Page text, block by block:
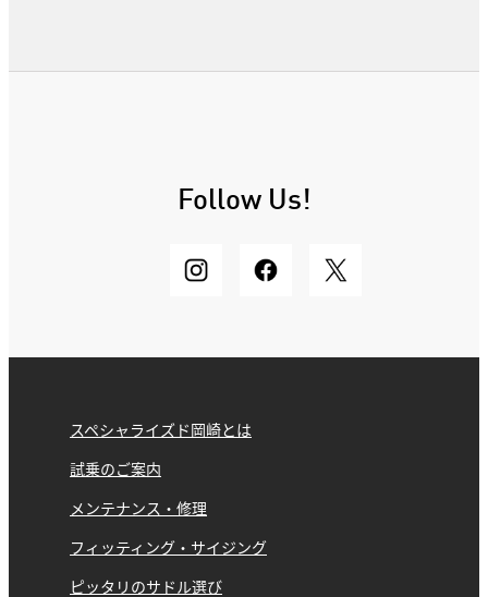
Follow Us!
スペシャライズド岡崎とは
試乗のご案内
メンテナンス・修理
フィッティング・サイジング
ピッタリのサドル選び